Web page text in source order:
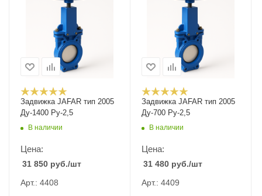
Задвижка JAFAR тип 2005
Ду-1400 Ру-2,5
В наличии
Цена:
31 850 руб./шт
Арт.: 4408
Задвижка JAFAR тип 2005
Ду-700 Ру-2,5
В наличии
Цена:
31 480 руб./шт
Арт.: 4409